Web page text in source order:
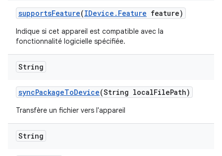
supportsFeature(IDevice . Feature feature)
Indique si cet appareil est compatible avec la
fonctionnalité logicielle spécifiée.
String
syncPackageToDevice(String localFilePath)
Transfère un fichier vers l'appareil
String